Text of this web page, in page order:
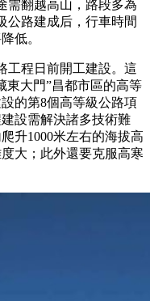
需翻越高山，路段多為
公路建成后，行車時間
低。
工程日前開工建設。這
東大門”昌都市區的高等
的第8個高等級公路項
設需解決諸多技術難
升1000米左右的海拔高
大；此外還要克服高寒